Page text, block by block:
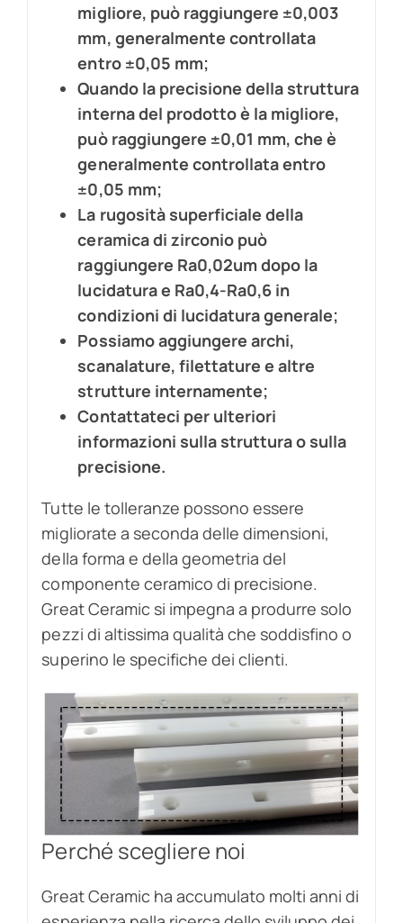
migliore, può raggiungere ±0,003
mm, generalmente controllata
entro ±0,05 mm;
Quando la precisione della struttura
interna del prodotto è la migliore,
può raggiungere ±0,01 mm, che è
generalmente controllata entro
±0,05 mm;
La rugosità superficiale della
ceramica di zirconio può
raggiungere Ra0,02um dopo la
lucidatura e Ra0,4-Ra0,6 in
condizioni di lucidatura generale;
Possiamo aggiungere archi,
scanalature, filettature e altre
strutture internamente;
Contattateci per ulteriori
informazioni sulla struttura o sulla
precisione.
Tutte le tolleranze possono essere
migliorate a seconda delle dimensioni,
della forma e della geometria del
componente ceramico di precisione.
Great Ceramic si impegna a produrre solo
pezzi di altissima qualità che soddisfino o
superino le specifiche dei clienti.
Perché scegliere noi
Great Ceramic ha accumulato molti anni di